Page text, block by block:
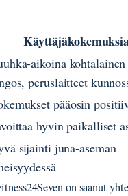
aikoina kohtalainen
peruslaitteet
pääosin
hyvin paikalliset
sijainti juna-aseman
on saanut